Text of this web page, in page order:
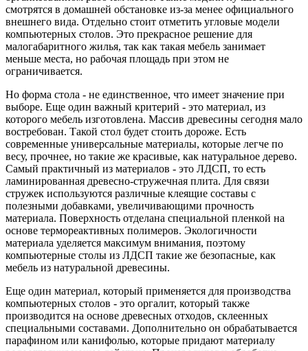
смотрятся в домашней обстановке из-за менее официального
внешнего вида. Отдельно стоит отметить угловые модели
компьютерных столов. Это прекрасное решение для
малогабаритного жилья, так как такая мебель занимает
меньше места, но рабочая площадь при этом не
ограничивается.
Но форма стола - не единственное, что имеет значение при
выборе. Еще один важный критерий - это материал, из
которого мебель изготовлена. Массив древесины сегодня мало
востребован. Такой стол будет стоить дороже. Есть
современные универсальные материалы, которые легче по
весу, прочнее, но такие же красивые, как натуральное дерево.
Самый практичный из материалов - это ЛДСП, то есть
ламинированная древесно-стружечная плита. Для связи
стружек используются различные клеящие составы с
полезными добавками, увеличивающими прочность
материала. Поверхность отделана специальной пленкой на
основе термореактивных полимеров. Экологичности
материала уделяется максимум внимания, поэтому
компьютерные столы из ЛДСП такие же безопасные, как
мебель из натуральной древесины.
Еще один материал, который применяется для производства
компьютерных столов - это оргалит, который также
производится на основе древесных отходов, склеенных
специальными составами. Дополнительно он обрабатывается
парафином или канифолью, которые придают материалу